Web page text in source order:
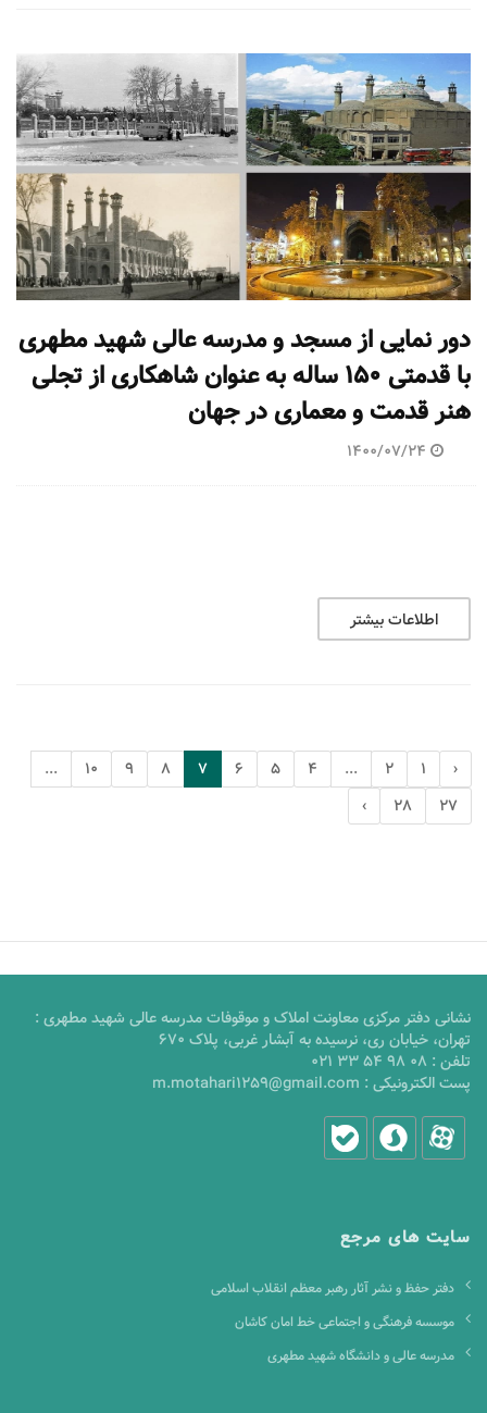
دور نمایی از مسجد و مدرسه عالی شهید مطهری
با قدمتی 150 ساله به عنوان شاهکاری از تجلی
هنر قدمت و معماری در جهان
1400/07/24
اطلاعات بیشتر
‹
1
2
...
4
5
6
7
8
9
10
...
27
28
›
نشانی دفتر مرکزی معاونت املاک و موقوفات مدرسه عالی شهید مطهری :
تهران، خیابان ری، نرسیده به آبشار غربی، پلاک 670
تلفن : 021 33 54 98 08
پست الکترونیکی : m.motahari1259@gmail.com
سایت های مرجع
دفتر حفظ و نشر آثار رهبر معظم انقلاب اسلامی
موسسه فرهنگی و اجتماعی خط امان کاشان
مدرسه عالی و دانشگاه شهید مطهری